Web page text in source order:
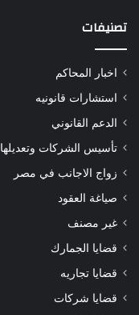
تصنيفات
اخبار المحاكم
استشارات قانونيه
الدعم القانوني
تأسيس الشركات وتعديلها
زواج الاجانب في مصر
صياغة العقود
غير مصنف
قضايا الجمارك
قضايا تجاريه
قضايا شركات